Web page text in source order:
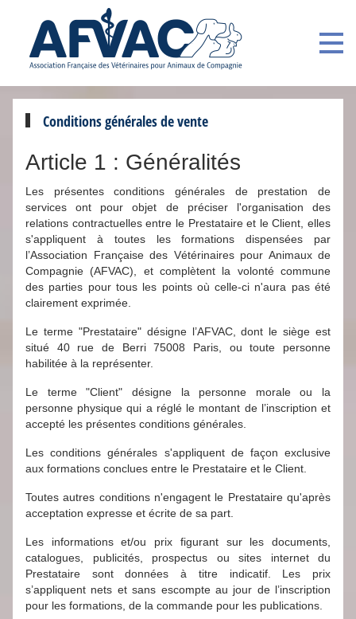
Conditions générales de vente
Article 1 : Généralités
Les présentes conditions générales de prestation de
services ont pour objet de préciser l'organisation des
relations contractuelles entre le Prestataire et le Client, elles
s'appliquent à toutes les formations dispensées par
l’Association Française des Vétérinaires pour Animaux de
Compagnie (AFVAC), et complètent la volonté commune
des parties pour tous les points où celle-ci n'aura pas été
clairement exprimée.
Le terme "Prestataire" désigne l’AFVAC, dont le siège est
situé 40 rue de Berri 75008 Paris, ou toute personne
habilitée à la représenter.
Le terme "Client" désigne la personne morale ou la
personne physique qui a réglé le montant de l’inscription et
accepté les présentes conditions générales.
Les conditions générales s'appliquent de façon exclusive
aux formations conclues entre le Prestataire et le Client.
Toutes autres conditions n'engagent le Prestataire qu'après
acceptation expresse et écrite de sa part.
Les informations et/ou prix figurant sur les documents,
catalogues, publicités, prospectus ou sites internet du
Prestataire sont données à titre indicatif. Les prix
s’appliquent nets et sans escompte au jour de l’inscription
pour les formations, de la commande pour les publications.